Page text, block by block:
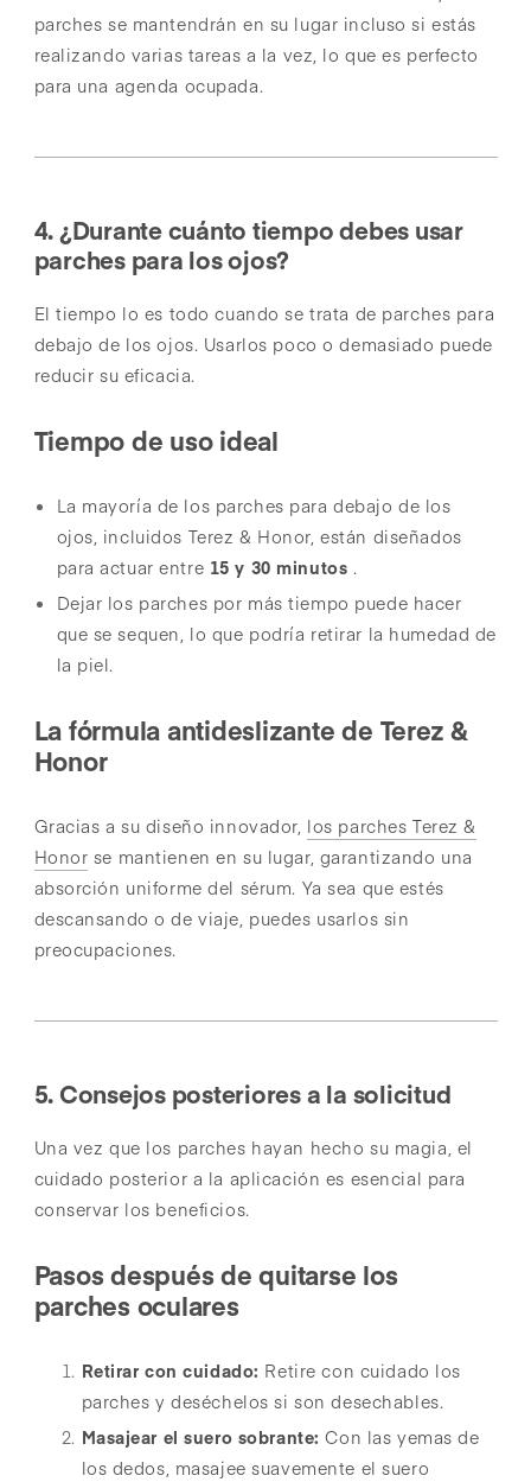
parches se mantendrán en su lugar incluso si estás
realizando varias tareas a la vez, lo que es perfecto
para una agenda ocupada.
4. ¿Durante cuánto tiempo debes usar
parches para los ojos?
El tiempo lo es todo cuando se trata de parches para
debajo de los ojos. Usarlos poco o demasiado puede
reducir su eficacia.
Tiempo de uso ideal
La mayoría de los parches para debajo de los
ojos, incluidos Terez & Honor, están diseñados
para actuar entre 15 y 30 minutos .
Dejar los parches por más tiempo puede hacer
que se sequen, lo que podría retirar la humedad de
la piel.
La fórmula antideslizante de Terez &
Honor
Gracias a su diseño innovador, los parches Terez &
Honor se mantienen en su lugar, garantizando una
absorción uniforme del sérum. Ya sea que estés
descansando o de viaje, puedes usarlos sin
preocupaciones.
5. Consejos posteriores a la solicitud
Una vez que los parches hayan hecho su magia, el
cuidado posterior a la aplicación es esencial para
conservar los beneficios.
Pasos después de quitarse los
parches oculares
Retirar con cuidado: Retire con cuidado los
parches y deséchelos si son desechables.
Masajear el suero sobrante: Con las yemas de
los dedos, masajee suavemente el suero